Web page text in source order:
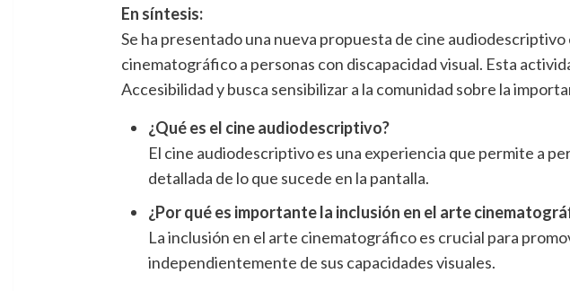
En síntesis:
Se ha presentado una nueva propuesta de cine
cinematográfico a personas con discapacidad visual. Esta
Accesibilidad y busca sensibilizar a la comunidad sobre la
¿Qué es el cine audiodescriptivo?
El cine audiodescriptivo es una experiencia que permite a
detallada de lo que sucede en la pantalla.
¿Por qué es importante la inclusión en el arte
La inclusión en el arte cinematográfico es crucial para
independientemente de sus capacidades visuales.